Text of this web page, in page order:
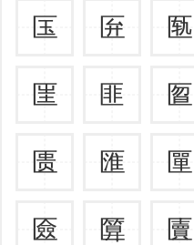
匤 匥 匦
匩 匪 匫
匮 匯 匰
匳 匴 匵